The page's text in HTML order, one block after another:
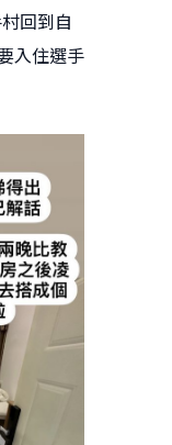
回到自
入住選手